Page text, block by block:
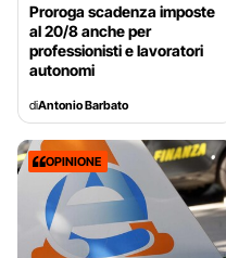
Proroga scadenza imposte
al 20/8 anche per
professionisti e lavoratori
autonomi
diAntonio Barbato
OPINIONE